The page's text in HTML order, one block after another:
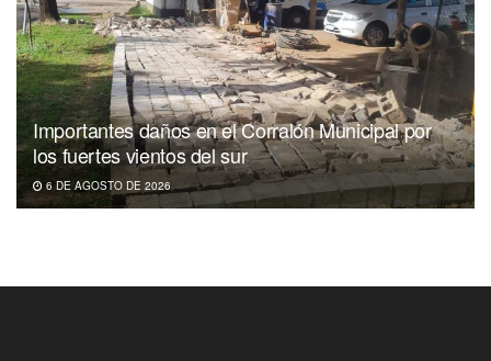
Importantes daños en el Corralón Municipal por
los fuertes vientos del sur
6 DE AGOSTO DE 2026